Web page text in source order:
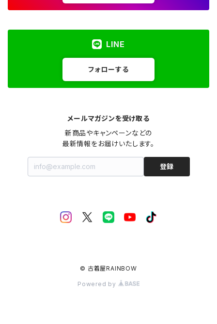
LINE
フォローする
メールマガジンを受け取る
新商品やキャンペーンなどの
最新情報をお届けいたします。
登録
© 古着屋RAINBOW
Powered by